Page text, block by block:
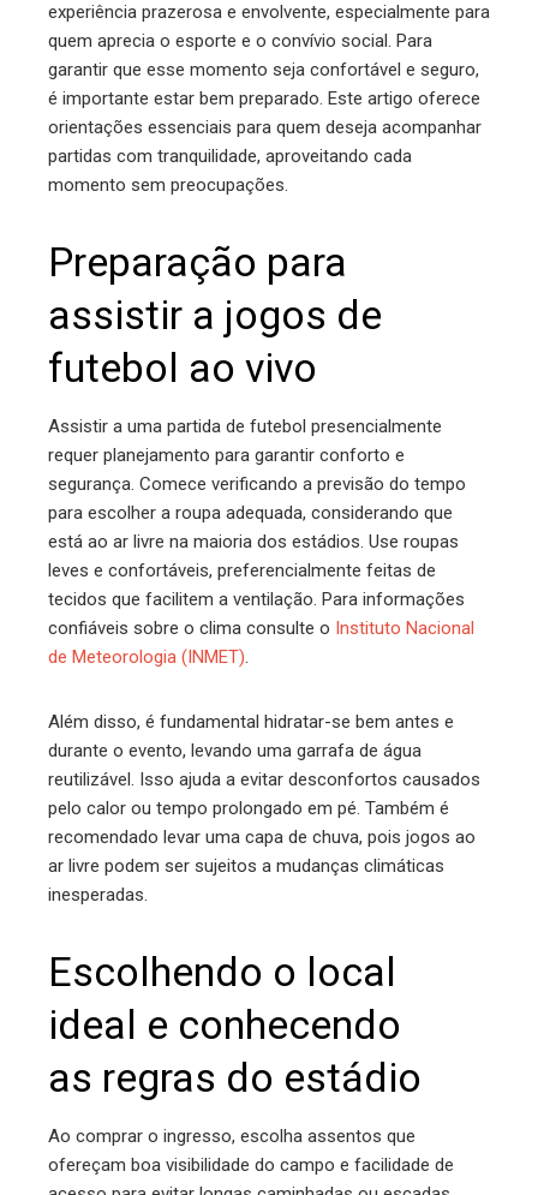
experiência prazerosa e envolvente, especialmente para
quem aprecia o esporte e o convívio social. Para
garantir que esse momento seja confortável e seguro,
é importante estar bem preparado. Este artigo oferece
orientações essenciais para quem deseja acompanhar
partidas com tranquilidade, aproveitando cada
momento sem preocupações.
Preparação para
assistir a jogos de
futebol ao vivo
Assistir a uma partida de futebol presencialmente
requer planejamento para garantir conforto e
segurança. Comece verificando a previsão do tempo
para escolher a roupa adequada, considerando que
está ao ar livre na maioria dos estádios. Use roupas
leves e confortáveis, preferencialmente feitas de
tecidos que facilitem a ventilação. Para informações
confiáveis sobre o clima consulte o Instituto Nacional
de Meteorologia (INMET).
Além disso, é fundamental hidratar-se bem antes e
durante o evento, levando uma garrafa de água
reutilizável. Isso ajuda a evitar desconfortos causados
pelo calor ou tempo prolongado em pé. Também é
recomendado levar uma capa de chuva, pois jogos ao
ar livre podem ser sujeitos a mudanças climáticas
inesperadas.
Escolhendo o local
ideal e conhecendo
as regras do estádio
Ao comprar o ingresso, escolha assentos que
ofereçam boa visibilidade do campo e facilidade de